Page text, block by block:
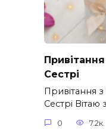
Сестрі
Привітання
Сестрі Вітаю
0 7.2к.